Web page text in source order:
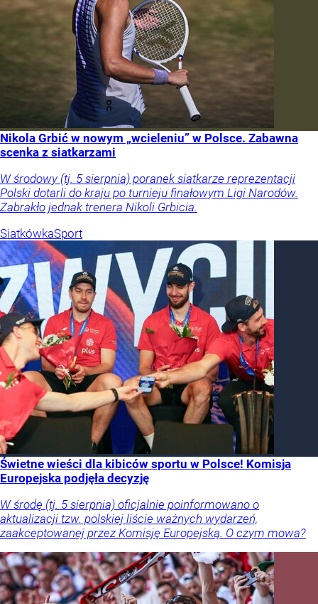
Nikola Grbić w nowym „wcieleniu” w Polsce. Zabawna
scenka z siatkarzami
W środowy (tj. 5 sierpnia) poranek siatkarze reprezentacji
Polski dotarli do kraju po turnieju finałowym Ligi Narodów.
Zabrakło jednak trenera Nikoli Grbicia.
SiatkówkaSport
Świetne wieści dla kibiców sportu w Polsce! Komisja
Europejska podjęła decyzję
W środę (tj. 5 sierpnia) oficjalnie poinformowano o
aktualizacji tzw. polskiej liście ważnych wydarzeń,
zaakceptowanej przez Komisję Europejską. O czym mowa?